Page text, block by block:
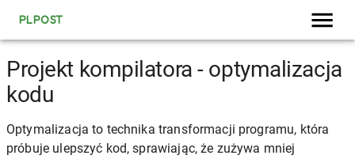
PLPOST
Projekt kompilatora - optymalizacja
kodu
Optymalizacja to technika transformacji programu, która
próbuje ulepszyć kod, sprawiając, że zużywa mniej